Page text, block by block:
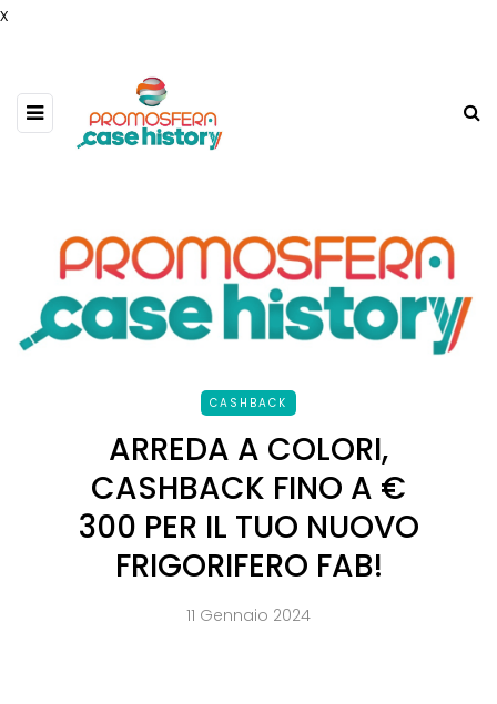
x
CASHBACK
ARREDA A COLORI,
CASHBACK FINO A €
300 PER IL TUO NUOVO
FRIGORIFERO FAB!
11 Gennaio 2024